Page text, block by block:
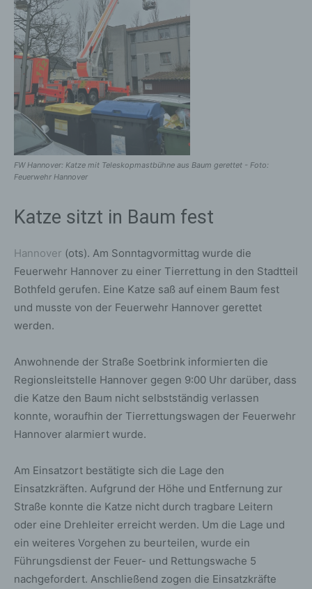
FW Hannover: Katze mit Teleskopmastbühne aus Baum gerettet - Foto:
Feuerwehr Hannover
Katze sitzt in Baum fest
Hannover (ots). Am Sonntagvormittag wurde die
Feuerwehr Hannover zu einer Tierrettung in den Stadtteil
Bothfeld gerufen. Eine Katze saß auf einem Baum fest
und musste von der Feuerwehr Hannover gerettet
werden.
Anwohnende der Straße Soetbrink informierten die
Regionsleitstelle Hannover gegen 9:00 Uhr darüber, dass
die Katze den Baum nicht selbstständig verlassen
konnte, woraufhin der Tierrettungswagen der Feuerwehr
Hannover alarmiert wurde.
Am Einsatzort bestätigte sich die Lage den
Einsatzkräften. Aufgrund der Höhe und Entfernung zur
Straße konnte die Katze nicht durch tragbare Leitern
oder eine Drehleiter erreicht werden. Um die Lage und
ein weiteres Vorgehen zu beurteilen, wurde ein
Führungsdienst der Feuer- und Rettungswache 5
nachgefordert. Anschließend zogen die Einsatzkräfte